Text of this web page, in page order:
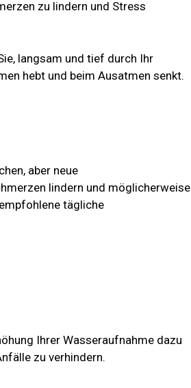
zu lindern und Stress
langsam und tief durch Ihr
hebt und beim Ausatmen senkt.
aber neue
lindern und möglicherweise
tägliche
Ihrer Wasseraufnahme dazu
zu verhindern.